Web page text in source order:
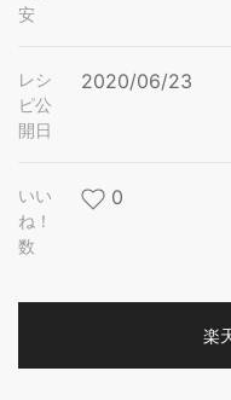
安
レシ
ピ公
開日
2020/06/23
いい
ね！
数
0
楽